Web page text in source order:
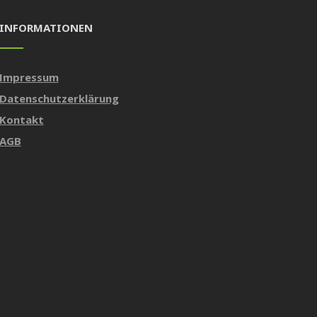
INFORMATIONEN
Impressum
Datenschutzerklärung
Kontakt
AGB